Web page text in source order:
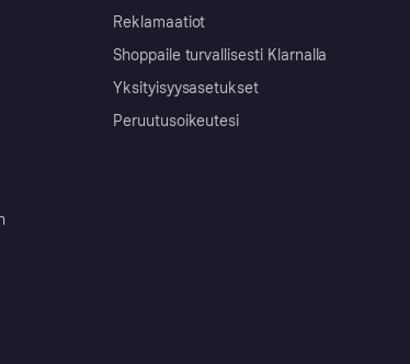
Reklamaatiot
Shoppaile turvallisesti Klarnalla
Yksityisyysasetukset
Peruutusoikeutesi